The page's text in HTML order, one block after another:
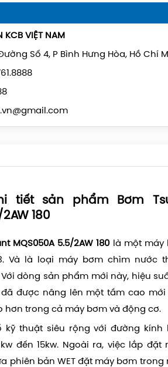
KCB VIỆT NAM
Số 4, P Bình Hưng Hòa, Hồ Chí
tiết sản phẩm Bơm
180
MQS050A 5.5/2AW 180 là một máy
Và là loại máy bơm chìm nước
dòng sản phẩm mới này, hiệu
được nâng lên một tầm cao
hơn trong cả máy bơm và động cơ.
kỹ thuật siêu rộng với đường kính
đến 15kw. Ngoài ra, việc lắp đặt
phiên bản WET đặt máy bơm trong